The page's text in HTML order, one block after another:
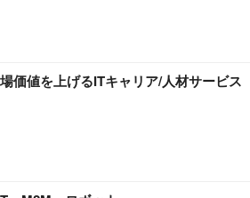
価値を上げるITキャリア/人材サービス